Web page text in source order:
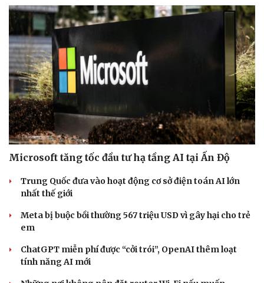
Microsoft tăng tốc đầu tư hạ tầng AI tại Ấn Độ
Trung Quốc đưa vào hoạt động cơ sở điện toán AI lớn
nhất thế giới
Meta bị buộc bồi thường 567 triệu USD vì gây hại cho trẻ
em
ChatGPT miễn phí được “cởi trói”, OpenAI thêm loạt
tính năng AI mới